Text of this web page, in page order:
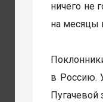
ничего не
на месяцы
в Россию.